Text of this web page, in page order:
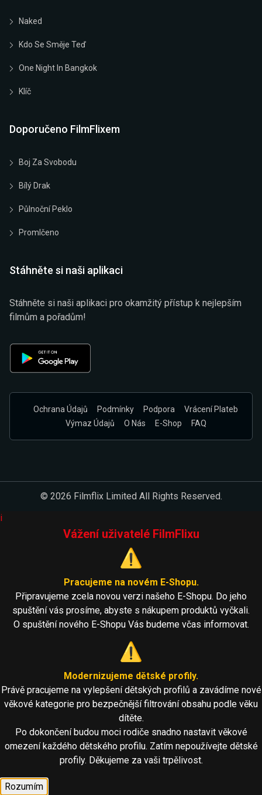
Naked
Kdo Se Směje Teď
One Night In Bangkok
Klíč
Doporučeno FilmFlixem
Boj Za Svobodu
Bílý Drak
Půlnoční Peklo
Promlčeno
Stáhněte si naši aplikaci
Stáhněte si naši aplikaci pro okamžitý přístup k nejlepším
filmům a pořadům!
Ochrana Údajů Podmínky Podpora
Vrácení Plateb
Výmaz Údajů
O Nás E-Shop FAQ
© 2026 Filmflix Limited All Rights Reserved.
i
Vážení uživatelé FilmFlixu
⚠️
Pracujeme na novém E-Shopu.
Připravujeme zcela novou verzi našeho E-Shopu. Do jeho
spuštění vás prosíme, abyste s nákupem produktů vyčkali.
O spuštění nového E-Shopu Vás budeme včas informovat.
⚠️
Modernizujeme dětské profily.
Právě pracujeme na vylepšení dětských profilů a zavádíme nové
věkové kategorie pro bezpečnější filtrování obsahu podle věku
dítěte.
Po dokončení budou moci rodiče snadno nastavit věkové
omezení každého dětského profilu. Zatím nepoužívejte dětské
profily. Děkujeme za vaši trpělivost.
Rozumím